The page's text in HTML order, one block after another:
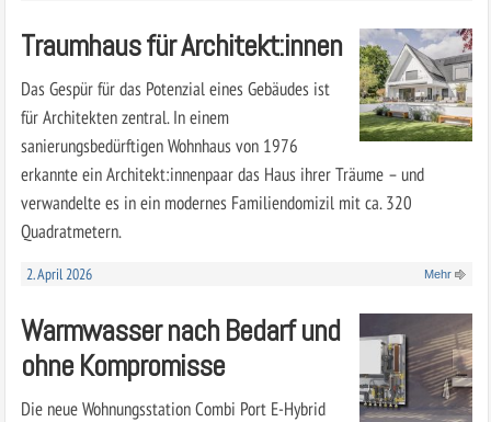
Traumhaus für Architekt:innen
Das Gespür für das Potenzial eines Gebäudes ist
für Architekten zentral. In einem
sanierungsbedürftigen Wohnhaus von 1976
erkannte ein Architekt:innenpaar das Haus ihrer Träume – und
verwandelte es in ein modernes Familiendomizil mit ca. 320
Quadratmetern.
2. April 2026 Mehr
Warmwasser nach Bedarf und
ohne Kompromisse
Die neue Wohnungsstation Combi Port E-Hybrid